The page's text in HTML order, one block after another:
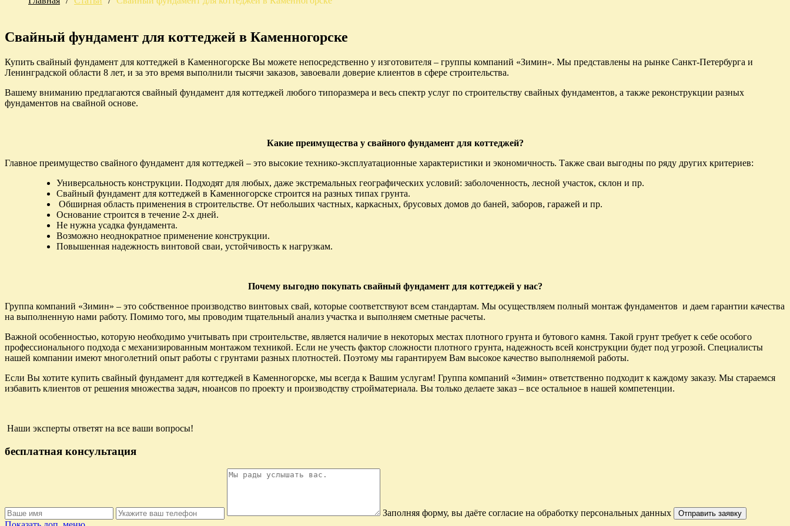
Свайный фундамент для коттеджей в Каменногорске
Купить свайный фундамент для коттеджей в Каменногорске Вы можете непосредственно у изготовителя – группы компаний «Зимин». Мы представлены на рынке Санкт-Петербурга и
Ленинградской области 8 лет, и за это время выполнили тысячи заказов, завоевали доверие клиентов в сфере строительства.
Вашему вниманию предлагаются свайный фундамент для коттеджей любого типоразмера и весь спектр услуг по строительству свайных фундаментов, а также реконструкции разных
фундаментов на свайной основе.
Какие преимущества у свайного фундамент для коттеджей?
Главное преимущество свайного фундамент для коттеджей – это высокие технико-эксплуатационные характеристики и экономичность. Также сваи выгодны по ряду других критериев:
Универсальность конструкции. Подходят для любых, даже экстремальных географических условий: заболоченность, лесной участок, склон и пр.
Свайный фундамент для коттеджей в Каменногорске строится на разных типах грунта.
Обширная область применения в строительстве. От небольших частных, каркасных, брусовых домов до баней, заборов, гаражей и пр.
Основание строится в течение 2-х дней.
Не нужна усадка фундамента.
Возможно неоднократное применение конструкции.
Повышенная надежность винтовой сваи, устойчивость к нагрузкам.
Почему выгодно покупать cвайный фундамент для коттеджей у нас?
Группа компаний «Зимин» – это собственное производство винтовых свай, которые соответствуют всем стандартам. Мы осуществляем полный монтаж фундаментов и даем гарантии качества
на выполненную нами работу. Помимо того, мы проводим тщательный анализ участка и выполняем сметные расчеты.
Важной особенностью, которую необходимо учитывать при строительстве, является наличие в некоторых местах плотного грунта и бутового камня. Такой грунт требует к себе особого
профессионального подхода с механизированным монтажом техникой. Если не учесть фактор сложности плотного грунта, надежность всей конструкции будет под угрозой. Специалисты
нашей компании имеют многолетний опыт работы с грунтами разных плотностей. Поэтому мы гарантируем Вам высокое качество выполняемой работы.
Если Вы хотите купить свайный фундамент для коттеджей в Каменногорске, мы всегда к Вашим услугам! Группа компаний «Зимин» ответственно подходит к каждому заказу. Мы стараемся
избавить клиентов от решения множества задач, нюансов по проекту и производству стройматериала. Вы только делаете заказ – все остальное в нашей компетенции.
Наши эксперты ответят на все ваши вопросы!
бесплатная консультация
Заполняя форму, вы даёте согласие на обработку персональных данных Отправить заявку